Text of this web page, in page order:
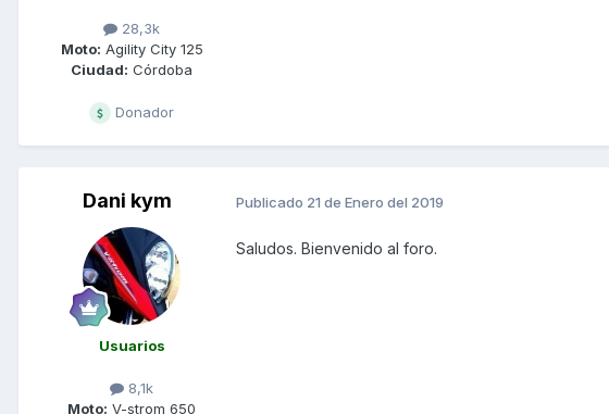
28,3k
Moto: Agility City 125
Ciudad: Córdoba
Donador
Dani kym
Usuarios
8,1k
Moto: V-strom 650
Publicado 21 de Enero del 2019
Saludos. Bienvenido al foro.